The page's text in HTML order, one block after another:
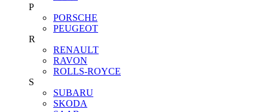
P
PORSCHE
PEUGEOT
R
RENAULT
RAVON
ROLLS-ROYCE
S
SUBARU
SKODA